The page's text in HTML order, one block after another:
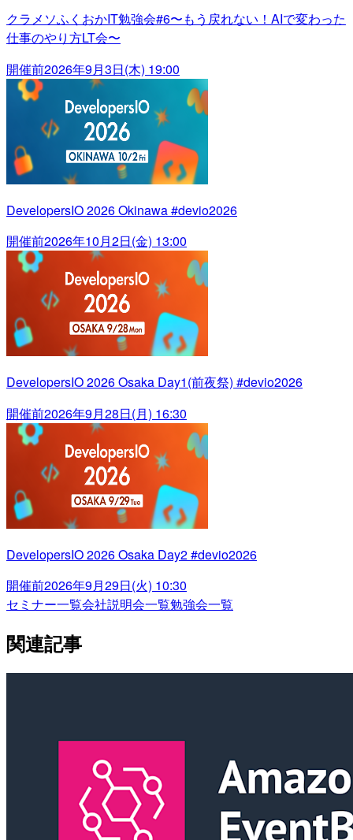
クラメソふくおかIT勉強会#6〜もう戻れない！AIで変わった
仕事のやり方LT会〜
開催前2026年9月3日(木) 19:00
DevelopersIO 2026 Okinawa #devio2026
開催前2026年10月2日(金) 13:00
DevelopersIO 2026 Osaka Day1(前夜祭) #devio2026
開催前2026年9月28日(月) 16:30
DevelopersIO 2026 Osaka Day2 #devio2026
開催前2026年9月29日(火) 10:30
セミナー一覧会社説明会一覧勉強会一覧
関連記事